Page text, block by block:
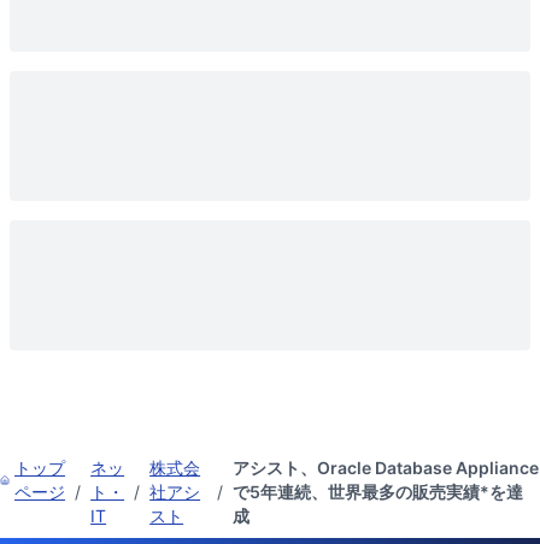
トップ
ページ /
ネッ
ト・
IT
/
株式会
社アシ
スト
/
アシスト、Oracle Database Appliance
で5年連続、世界最多の販売実績*を達
成